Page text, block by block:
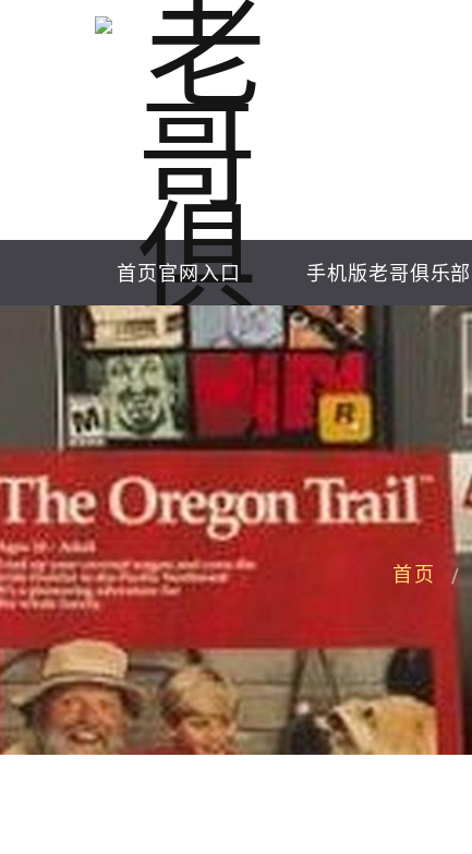
首页官网入口 手机版老哥俱乐部
首页